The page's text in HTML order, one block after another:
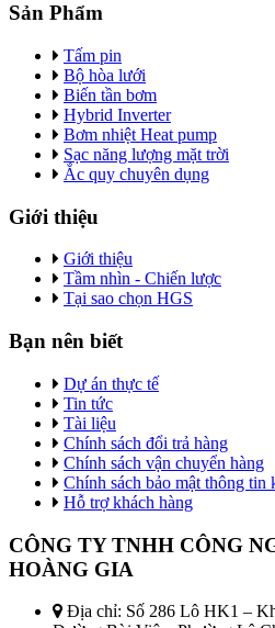
Sản Phẩm
Tấm pin
Bộ hòa lưới
Biến tần bơm
Hybrid Inverter
Bơm nhiệt Heat pump
Sạc năng lượng mặt trời
Ắc quy chuyên dụng
Giới thiệu
Giới thiệu
Tầm nhìn - Chiến lược
Tại sao chọn HGS
Bạn nên biết
Dự án thực tế
Tin tức
Tài liệu
Chính sách đổi trả hàng
Chính sách vận chuyển hàng
Chính sách bảo mật thông tin
Hỗ trợ khách hàng
CÔNG TY TNHH CÔNG
HOÀNG GIA
Địa chỉ: Số 286 Lô HK1 –